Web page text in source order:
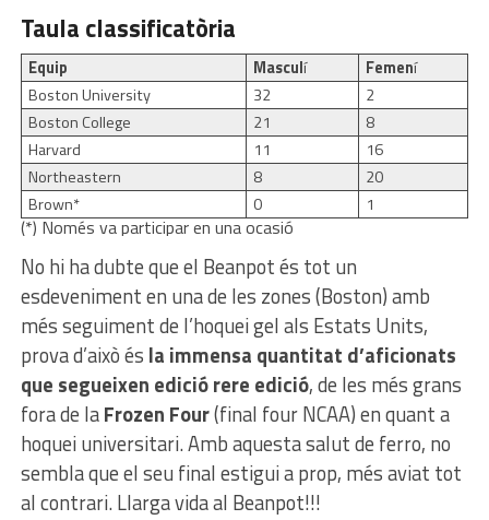
Taula classificatòria
Equip Masculí Femení
Boston University
32
2
Boston College
21
8
Harvard
11
16
Northeastern
8
20
Brown*
0 1
(*) Només va participar en una ocasió
No hi ha dubte que el Beanpot és tot un
esdeveniment en una de les zones (Boston) amb
més seguiment de l’hoquei gel als Estats Units,
prova d’això és la immensa quantitat d’aficionats
que segueixen edició rere edició, de les més grans
fora de laFrozen Four(final four NCAA) en quant a
hoquei universitari. Amb aquesta salut de ferro, no
sembla que el seu final estigui a prop, més aviat tot
al contrari. Llarga vida al Beanpot!!!